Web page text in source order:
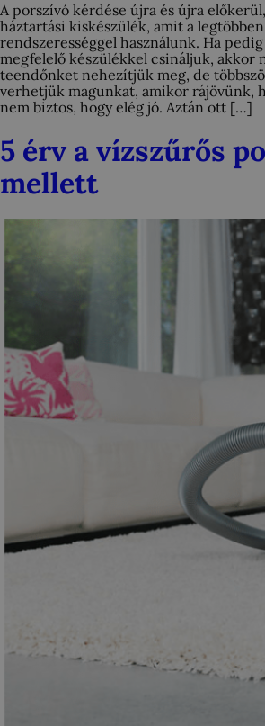
A porszívó kérdése újra és újra
háztartási kiskészülék, amit a
rendszerességgel használunk. Ha
megfelelő készülékkel csináljuk, akkor
teendőnket nehezítjük meg, de
verhetjük magunkat, amikor rájövünk,
nem biztos, hogy elég jó. Aztán ott […]
5 érv a vízszűrős
mellett